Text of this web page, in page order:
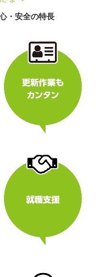
・安全の特長